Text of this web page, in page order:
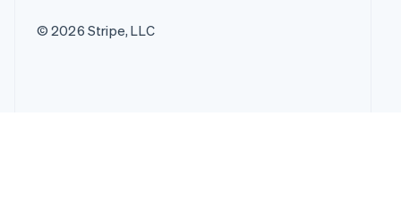
© 2026 Stripe, LLC